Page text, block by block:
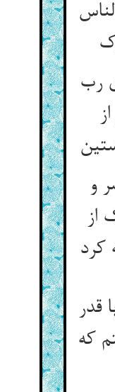
رب
و
از
قدر
که